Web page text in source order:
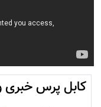
کابل پرس خبری